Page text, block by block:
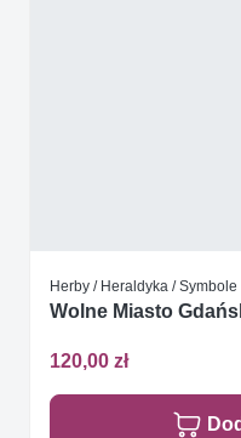
Herby / Heraldyka / Symbole
Wolne Miasto
120,00 zł